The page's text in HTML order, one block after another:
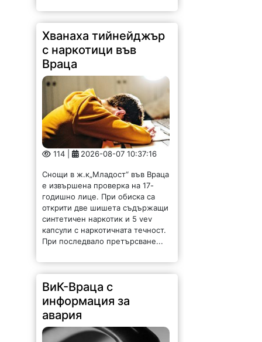
Хванаха тийнейджър
с наркотици във
Враца
114 | 2026-08-07 10:37:16
Снощи в ж.к„Младост“ във Враца
е извършена проверка на 17-
годишно лице. При обиска са
открити две шишета съдържащи
синтетичен наркотик и 5 vev
капсули с наркотичната течност.
При последвало претърсване...
ВиК-Враца с
информация за
авария